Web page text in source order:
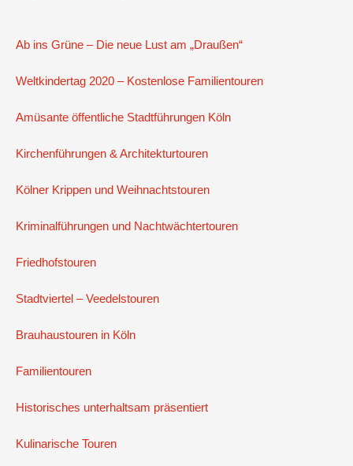
Ab ins Grüne – Die neue Lust am „Draußen“
Weltkindertag 2020 – Kostenlose Familientouren
Amüsante öffentliche Stadtführungen Köln
Kirchenführungen & Architekturtouren
Kölner Krippen und Weihnachtstouren
Kriminalführungen und Nachtwächtertouren
Friedhofstouren
Stadtviertel – Veedelstouren
Brauhaustouren in Köln
Familientouren
Historisches unterhaltsam präsentiert
Kulinarische Touren